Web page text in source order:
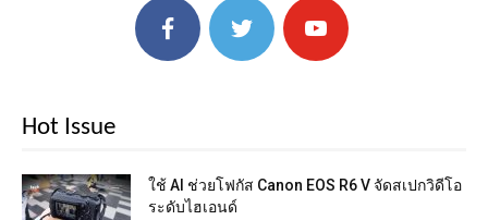
Hot Issue
ใช้ AI ช่วยโฟกัส Canon EOS R6 V จัดสเปกวิดีโอ
ระดับไฮเอนด์